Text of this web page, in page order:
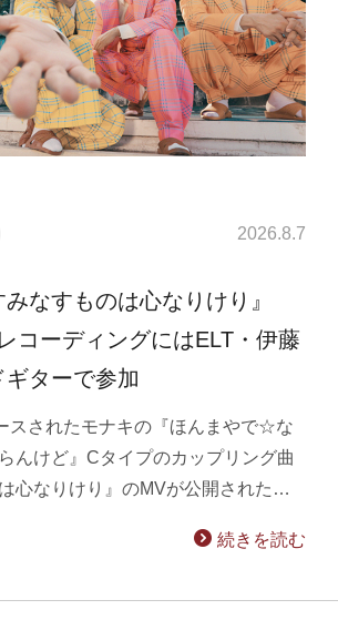
2026.8.7
なすものは心なりけり』
ーディングにはELT・伊藤
ターで参加
スされたモナキの『ほんまやで☆な
んけど』Cタイプのカップリング曲
は心なりけり』のMVが公開された…
続きを読む